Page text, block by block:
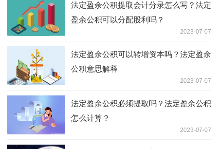
法定盈余公积提取会计分录怎么写？法定
盈余公积可以分配股利吗？
2023-07-07
法定盈余公积可以转增资本吗？法定盈余
公积意思解释
2023-07-07
法定盈余公积必须提取吗？法定盈余公积
怎么计算？
2023-07-07